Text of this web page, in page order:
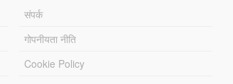
संपर्क
गोपनीयता नीति
Cookie Policy